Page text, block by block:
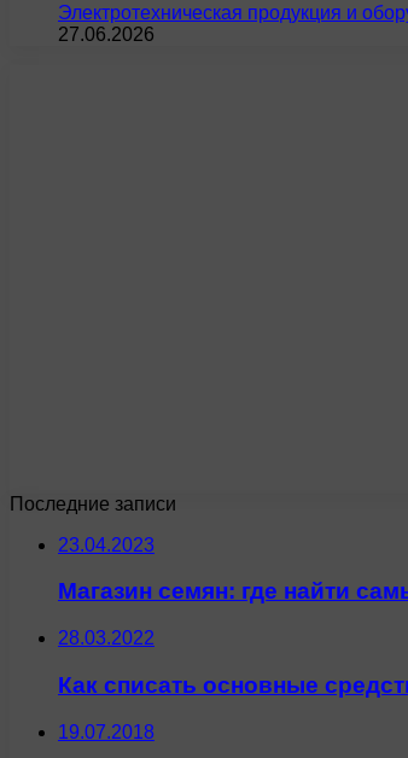
Электротехническая продукция и
27.06.2026
Последние записи
23.04.2023
Магазин семян: где найти
28.03.2022
Как списать основные
19.07.2018